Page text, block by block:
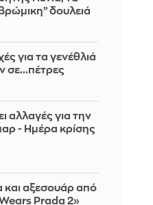
δουλειά
για τα γενέθλιά
σε...πέτρες
αλλαγές για την
- Ημέρα κρίσης
και αξεσουάρ από
Prada 2»